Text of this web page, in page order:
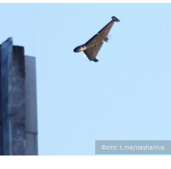
Фото: t.me/nashaniva